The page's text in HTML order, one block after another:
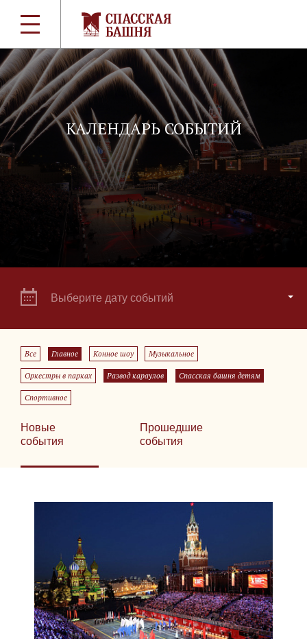
КАЛЕНДАРЬ СОБЫТИЙ
Выберите дату событий
Все Главное Конное шоу Музыкальное
Оркестры в парках Развод караулов Спасская башня детям
Спортивное
Новые
события
Прошедшие
события